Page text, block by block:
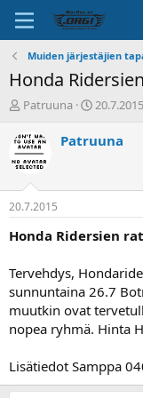
Muiden järjestäjien
Honda
K
s
k
u
s
t
e
l
a
l
o
i
a
j
Patruuna
A
o
p
ä
ä
20.7.2015
Patruuna
20.7.2015
Honda Ridersien
Tervehdys,
sunnuntaina 26.7
muutkin ovat
nopea ryhmä. Hinta
Lisätiedot Samppa